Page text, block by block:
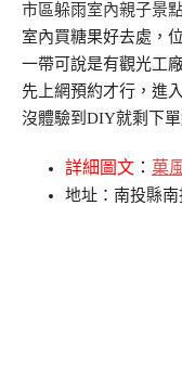
市區躲雨室內親子景
室內買糖果好去處，
一帶可說是有觀光工
先上網預約才行，進
沒體驗到DIY就剩下
詳細圖文 ： 菓
地址：南投縣